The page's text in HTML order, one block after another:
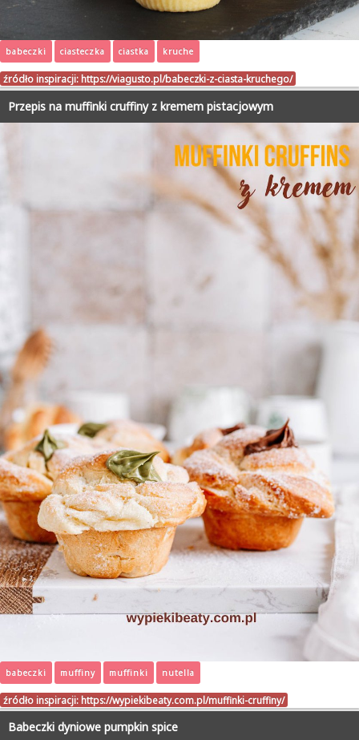
babeczki ciasteczka ciastka kruche
źródło inspiracji: https://viagusto.pl/babeczki-z-ciasta-kruchego/
Przepis na muffinki cruffiny z kremem pistacjowym
babeczki muffiny muffinki nutella
źródło inspiracji: https://wypiekibeaty.com.pl/muffinki-cruffiny/
Babeczki dyniowe pumpkin spice